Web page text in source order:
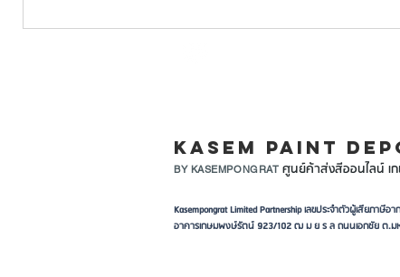
KASEM PAINT
BY KASEMPONGRAT ศูนย์ค้าส่งสีออนไลน์ เ
Kasempongrat Limited Partnership เลขประจำตัวผู้เสียภาษี
อาคารเกษมพงษ์รัตน์ 923/102 ฒ ม ย ร ล ถนนเอกชัย ต.ม